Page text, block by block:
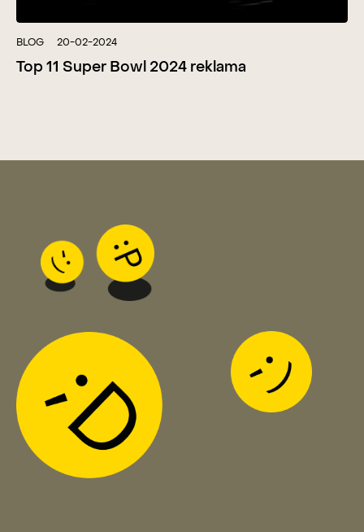
BLOG 20-02-2024
Top 11 Super Bowl 2024 reklama